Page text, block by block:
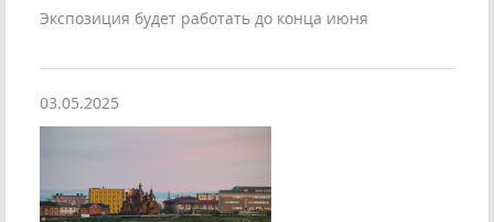
Экспозиция будет работать до конца июня
03.05.2025